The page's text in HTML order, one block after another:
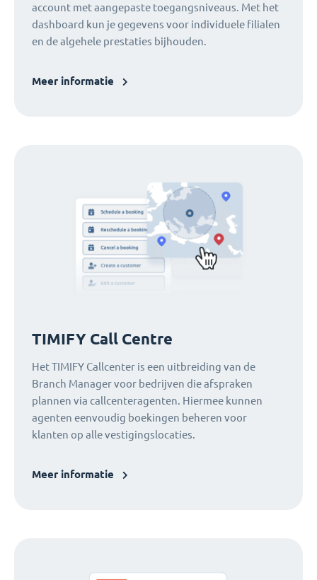
account met aangepaste toegangsniveaus. Met het
dashboard kun je gegevens voor individuele filialen
en de algehele prestaties bijhouden.
Meer informatie
TIMIFY Call Centre
Het TIMIFY Callcenter is een uitbreiding van de
Branch Manager voor bedrijven die afspraken
plannen via callcenteragenten. Hiermee kunnen
agenten eenvoudig boekingen beheren voor
klanten op alle vestigingslocaties.
Meer informatie